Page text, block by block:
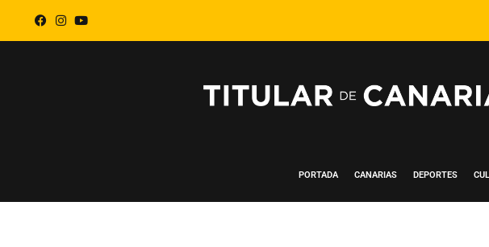
PORTADA CANARIAS DEPORTES